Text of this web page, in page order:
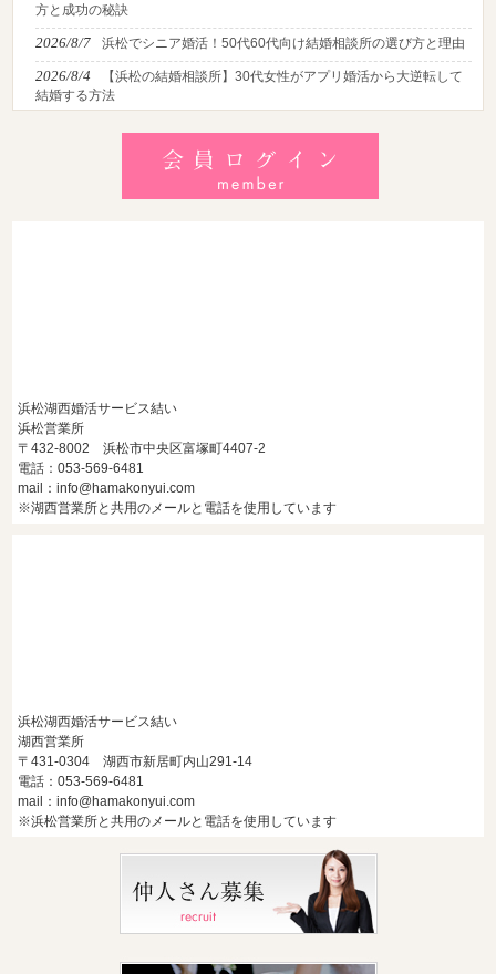
方と成功の秘訣
2026/8/7 浜松でシニア婚活！50代60代向け結婚相談所の選び方と理由
2026/8/4
【浜松の結婚相談所】30代女性がアプリ婚活から大逆転して
結婚する方法
しいデートの服装・スポット徹底解説
【浜松】アラフォー男性が婚活で無双する3つの戦略！30代
後半・40代からの大人の成婚術
浜松湖西婚活サービス結い
浜松営業所
〒432-8002 浜松市中央区富塚町4407-2
電話：053-569-6481
mail：info@hamakonyui.com
※湖西営業所と共用のメールと電話を使用しています
浜松湖西婚活サービス結い
湖西営業所
〒431-0304 湖西市新居町内山291-14
電話：053-569-6481
mail：info@hamakonyui.com
※浜松営業所と共用のメールと電話を使用しています